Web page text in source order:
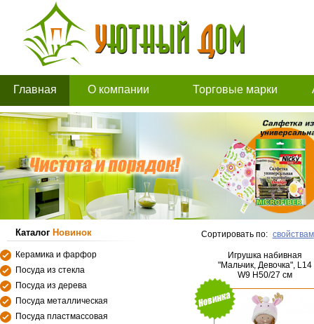
Главная О компании Торговые марки
Каталог Новинок
Керамика и фарфор
Посуда из стекла
Посуда из дерева
Посуда металлическая
Посуда пластмассовая
Сортировать по: свойствам
Игрушка набивная
"Мальчик, Девочка", L14
W9 H50/27 см